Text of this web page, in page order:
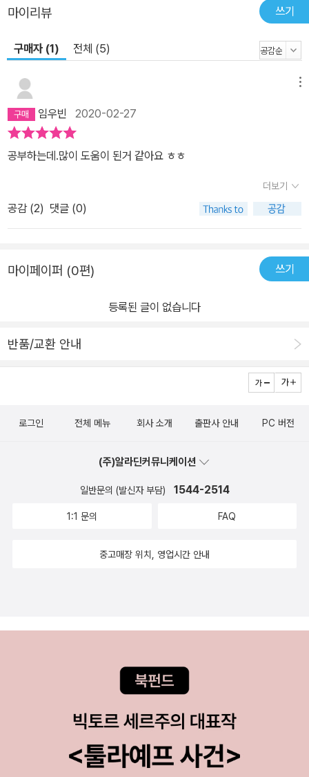
마이리뷰 쓰기
구매자 (1) 전체 (5)
임우빈 2020-02-27
공부하는데.많이 도움이 된거 같아요 ㅎㅎ
더보기
공감 (2) 댓글 (0)
마이페이퍼 (0편) 쓰기
등록된 글이 없습니다
반품/교환 안내
로그인 전체 메뉴 회사 소개 출판사 안내 PC 버전
(주)알라딘커뮤니케이션
일반문의 (발신자 부담) 1544-2514
1:1 문의 FAQ
중고매장 위치, 영업시간 안내